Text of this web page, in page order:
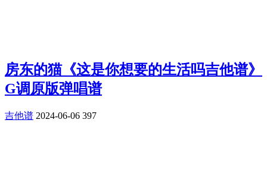
房东的猫《这是你想要的生活吗吉他谱》
G调原版弹唱谱
吉他谱 2024-06-06 397